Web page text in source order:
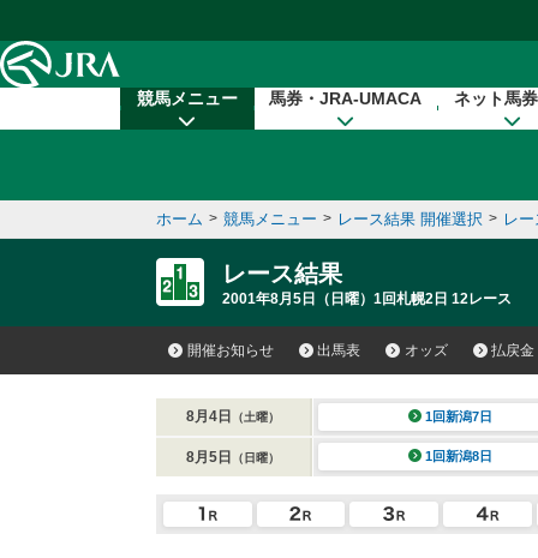
競馬メニュー 馬券・JRA-UMACA ネット馬
ホーム > 競馬メニュー > レース結果 開催選択 > レ
レース結果
2001年8月5日（日曜）1回札幌2日 12レース
開催お知らせ 出馬表 オッズ 払戻金
8月4日 （土曜） 1回新潟7日
8月5日 （日曜） 1回新潟8日